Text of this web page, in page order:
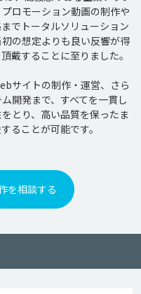
ロモーション動画の制作や
でトータルソリューション
の想定よりも良い反響が得
戴することに至りました。
サイトの制作・運営、さら
開発まで、すべてを一貫し
とり、高い品質を保ったま
を相談する